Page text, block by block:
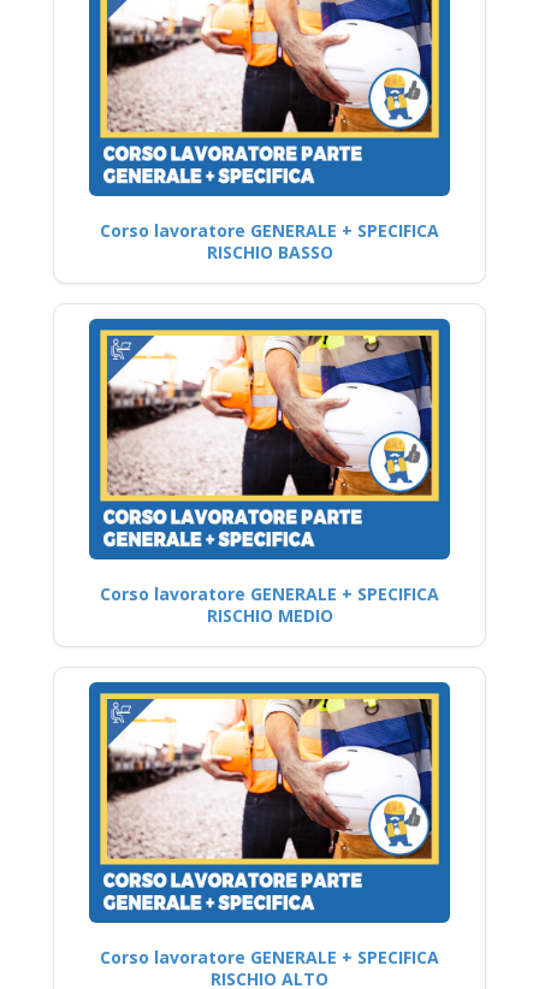
Corso lavoratore GENERALE + SPECIFICA
RISCHIO BASSO
Corso lavoratore GENERALE + SPECIFICA
RISCHIO MEDIO
Corso lavoratore GENERALE + SPECIFICA
RISCHIO ALTO